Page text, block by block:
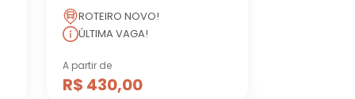
ROTEIRO NOVO!
ÚLTIMA VAGA!
A partir de
R$ 430,00